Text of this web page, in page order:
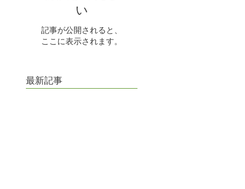
い
記事が公開されると、
ここに表示されます。
最新記事